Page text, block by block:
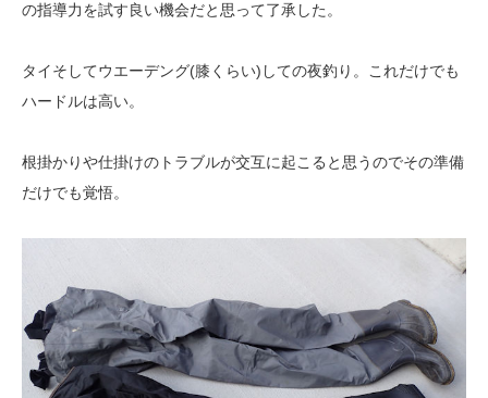
の指導力を試す良い機会だと思って了承した。
タイそしてウエーデング(膝くらい)しての夜釣り。これだけでも
ハードルは高い。
根掛かりや仕掛けのトラブルが交互に起こると思うのでその準備
だけでも覚悟。